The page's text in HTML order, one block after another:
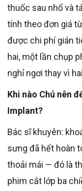
thuốc sau nhổ và
tính theo đơn giá
được chi phí gián
hai, một lần chụp
nghỉ ngơi thay vì
Khi nào Chú nên đến đánh giá cho kế hoạch
Implant?
Bác sĩ khuyên: khoảng sáu tuần sau ngày nhổ, khi
sưng đã hết hoàn
thoải mái — đó là
phim cắt lớp ba